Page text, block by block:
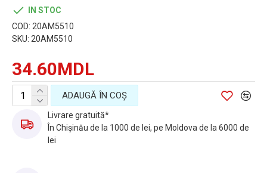
34.60MDL
IN STOC
COD: 20AM5510
SKU: 20AM5510
ADAUGĂ ÎN COŞ
Livrare gratuită*
În Chișinău de la 1000 de lei, pe Moldova de la 6000 de
lei